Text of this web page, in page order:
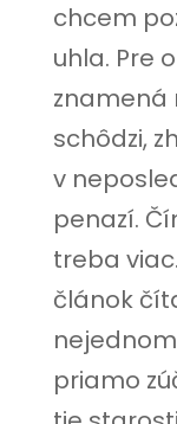
chcem
uhla. Pre
znamená
schôdzi,
v
penazí.
treba
článok
priamo